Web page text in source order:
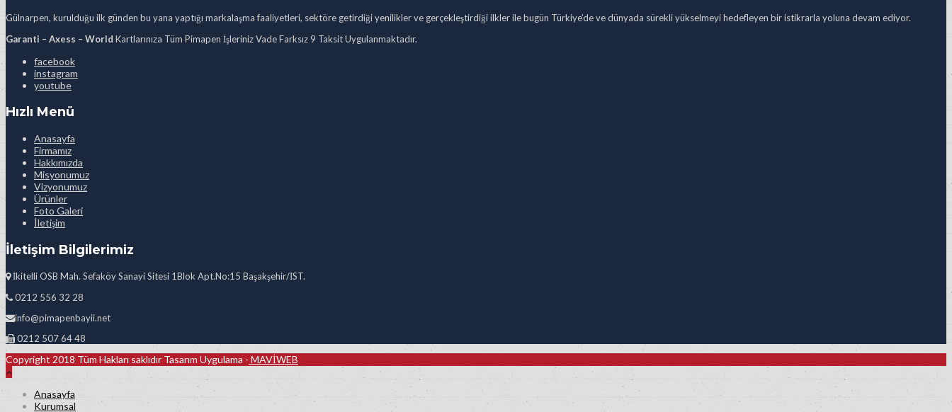
Gülnarpen, kurulduğu ilk günden bu yana yaptığı markalaşma faaliyetleri, sektöre getirdiği yenilikler ve gerçekleştirdiği ilkler ile bugün Türkiye’de ve dünyada sürekli yükselmeyi hedefleyen bir istikrarla yoluna devam ediyor.
Garanti – Axess – World Kartlarınıza Tüm Pimapen İşleriniz Vade Farksız 9 Taksit Uygulanmaktadır.
facebook
instagram
youtube
Hızlı Menü
Anasayfa
Firmamız
Hakkımızda
Misyonumuz
Vizyonumuz
Ürünler
Foto Galeri
İletişim
İletişim Bilgilerimiz
İkitelli OSB Mah. Sefaköy Sanayi Sitesi 1Blok Apt.No:15 Başakşehir/İST.
0212 556 32 28
info@pimapenbayii.net
0212 507 64 48
Copyright 2018 Tüm Hakları saklıdır Tasarım Uygulama - MAVİWEB
Anasayfa
Kurumsal